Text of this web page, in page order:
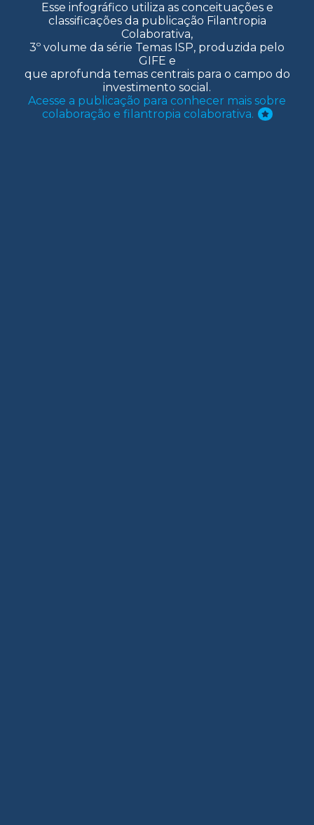
Esse infográfico utiliza as conceituações e
classificações da publicação Filantropia
Colaborativa,
3º volume da série Temas ISP, produzida pelo
GIFE e
que aprofunda temas centrais para o campo do
investimento social.
Acesse a publicação para conhecer mais sobre
colaboração e filantropia colaborativa.